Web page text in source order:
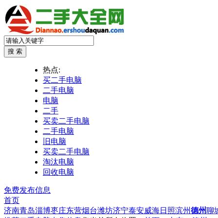
热点:
买二手电脑
二手电脑
电脑
二手
买卖二手电脑
二手电脑
旧电脑
买卖二手电脑
淘汰电脑
回收电脑
免费发布信息
首页
济南青岛淄博枣庄东营烟台潍坊济宁泰安威海日照滨州德州聊